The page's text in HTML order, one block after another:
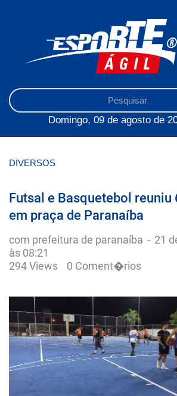
Domingo, 09 de agosto de
DIVERSOS
Futsal e Basquetebol reuniu
em praça de Paranaíba
com prefeitura de paranaíba - 21
às 08:21
294 Views
0 Coment�rios